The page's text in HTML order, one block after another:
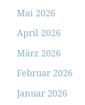
Mai 2026
April 2026
März 2026
Februar 2026
Januar 2026